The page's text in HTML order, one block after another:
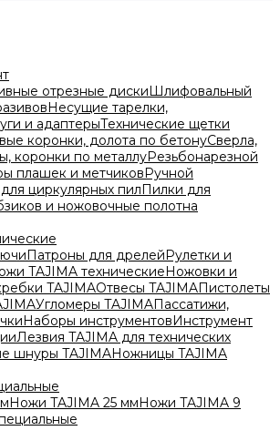
отрезные дискиШлифовальный
Несущие тарелки,
и адаптерыТехнические щетки
коронки, долота по бетонуСверла,
коронки по металлуРезьбонарезной
плашек и метчиковРучной
циркулярных пилПилки для
и ножовочные полотна
Патроны для дрелейРулетки и
TAJIMA техническиеНожовки и
TAJIMAОтвесы TAJIMAПистолеты
Угломеры TAJIMAПассатижи,
Наборы инструментовИнструмент
Лезвия TAJIMA для технических
шнуры TAJIMAНожницы TAJIMA
Ножи TAJIMA 25 ммНожи TAJIMA 9